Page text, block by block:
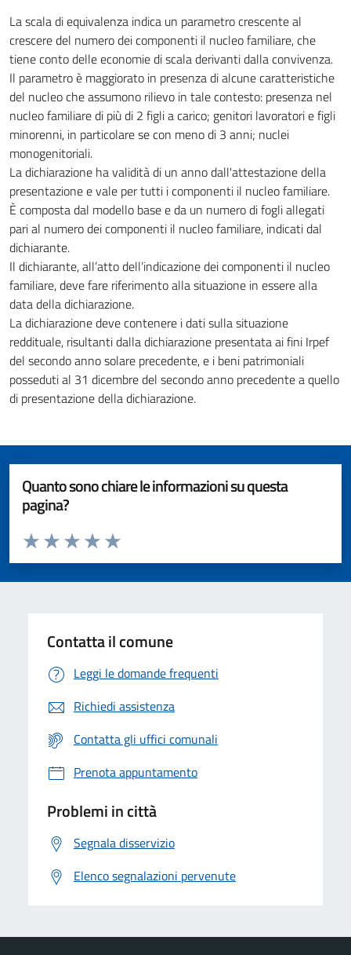
La scala di equivalenza indica un parametro crescente al
crescere del numero dei componenti il nucleo familiare, che
tiene conto delle economie di scala derivanti dalla convivenza.
Il parametro è maggiorato in presenza di alcune caratteristiche
del nucleo che assumono rilievo in tale contesto: presenza nel
nucleo familiare di più di 2 figli a carico; genitori lavoratori e figli
minorenni, in particolare se con meno di 3 anni; nuclei
monogenitoriali.
La dichiarazione ha validità di un anno dall'attestazione della
presentazione e vale per tutti i componenti il nucleo familiare.
È composta dal modello base e da un numero di fogli allegati
pari al numero dei componenti il nucleo familiare, indicati dal
dichiarante.
Il dichiarante, all’atto dell’indicazione dei componenti il nucleo
familiare, deve fare riferimento alla situazione in essere alla
data della dichiarazione.
La dichiarazione deve contenere i dati sulla situazione
reddituale, risultanti dalla dichiarazione presentata ai fini Irpef
del secondo anno solare precedente, e i beni patrimoniali
posseduti al 31 dicembre del secondo anno precedente a quello
di presentazione della dichiarazione.
Quanto sono chiare le informazioni su questa
pagina?
Valuta da 1 a 5 stelle la pagina
Valuta 5 stelle su 5
Valuta 4 stelle su 5
Valuta 3 stelle su 5
Valuta 2 stelle su 5
Valuta 1 stelle su 5
Contatta il comune
Leggi le domande frequenti
Richiedi assistenza
Contatta gli uffici comunali
Prenota appuntamento
Problemi in città
Segnala disservizio
Elenco segnalazioni pervenute